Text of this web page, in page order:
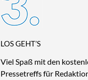
LOS GEHT’S
Viel Spaß mit den
Pressetreffs für